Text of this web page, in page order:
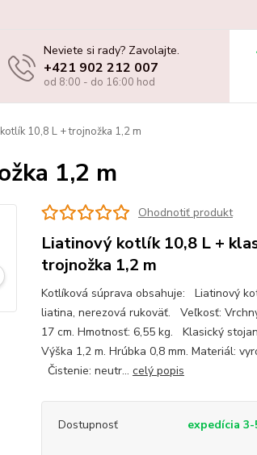
Neviete si rady? Zavolajte.
+421 902 212 007
od 8:00 - do 16:00 hod
10,8 L + trojnožka 1,2 m
1,2 m
Ohodnotiť produkt
Liatinový kotlík 10,8 L +
trojnožka 1,2 m
Kotlíková súprava obsahuje: Liatinový
liatina, nerezová rukoväť. Veľkosť:
17 cm. Hmotnosť: 6,55 kg. Klasický
Výška 1,2 m. Hrúbka 0,8 mm. Materiál:
Čistenie: neutr... celý popis
Dostupnosť expedícia